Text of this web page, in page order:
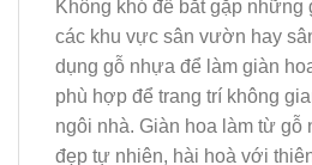
Không khó để bắt gặp
các khu vực sân vườn hay
dụng gỗ nhựa để làm giàn
phù hợp để trang trí không
ngôi nhà. Giàn hoa làm từ gỗ
đẹp tự nhiên, hài hoà với